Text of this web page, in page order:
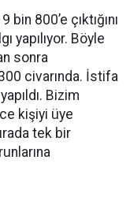
bin 800’e çıktığını
yapılıyor. Böyle
sonra
civarında. İstifa
Bizim
kişiyi üye
tek bir